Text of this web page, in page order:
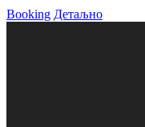
Booking Детаљно